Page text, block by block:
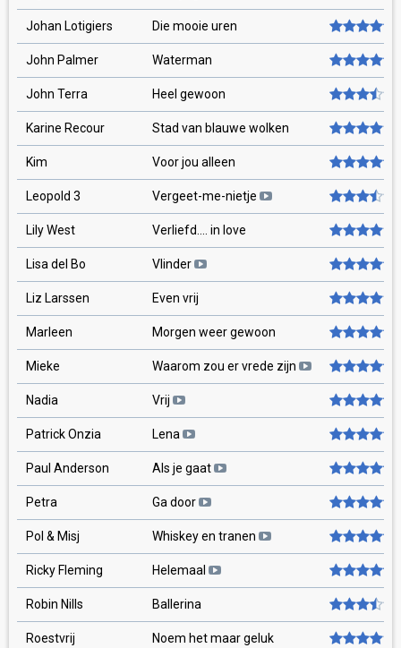
Johan Lotigiers Die mooie uren
John Palmer Waterman
John Terra Heel gewoon
Karine Recour Stad van blauwe wolken
Kim Voor jou alleen
Leopold 3 Vergeet-me-nietje
Lily West Verliefd.... in love
Lisa del Bo Vlinder
Liz Larssen Even vrij
Marleen Morgen weer gewoon
Mieke Waarom zou er vrede zijn
Nadia Vrij
Patrick Onzia Lena
Paul Anderson Als je gaat
Petra Ga door
Pol & Misj Whiskey en tranen
Ricky Fleming Helemaal
Robin Nills Ballerina
Roestvrij Noem het maar geluk